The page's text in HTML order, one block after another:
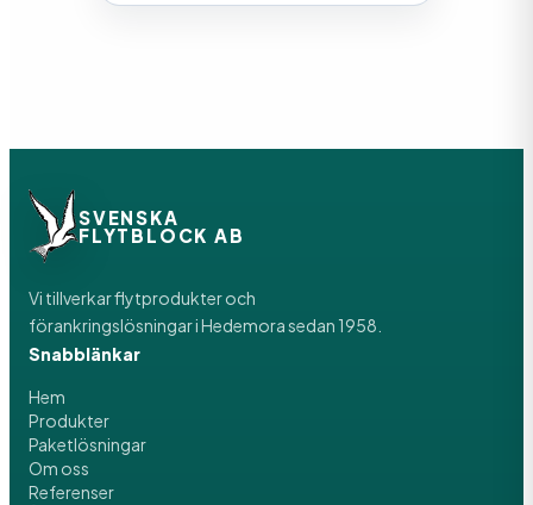
SVENSKA
FLYTBLOCK AB
Vi tillverkar flytprodukter och
förankringslösningar i Hedemora sedan 1958.
Snabblänkar
Hem
Produkter
Paketlösningar
Om oss
Referenser